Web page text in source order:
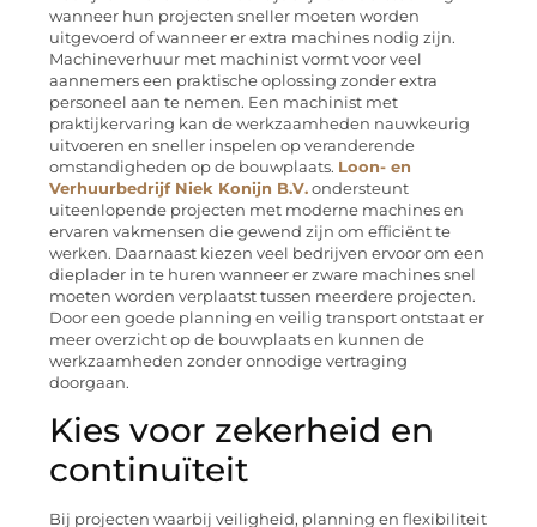
wanneer hun projecten sneller moeten worden
uitgevoerd of wanneer er extra machines nodig zijn.
Machineverhuur met machinist vormt voor veel
aannemers een praktische oplossing zonder extra
personeel aan te nemen. Een machinist met
praktijkervaring kan de werkzaamheden nauwkeurig
uitvoeren en sneller inspelen op veranderende
omstandigheden op de bouwplaats. Loon- en
Verhuurbedrijf Niek Konijn B.V. ondersteunt
uiteenlopende projecten met moderne machines en
ervaren vakmensen die gewend zijn om efficiënt te
werken. Daarnaast kiezen veel bedrijven ervoor om een
dieplader in te huren wanneer er zware machines snel
moeten worden verplaatst tussen meerdere projecten.
Door een goede planning en veilig transport ontstaat er
meer overzicht op de bouwplaats en kunnen de
werkzaamheden zonder onnodige vertraging
doorgaan.
Kies voor zekerheid en
continuïteit
Bij projecten waarbij veiligheid, planning en flexibiliteit